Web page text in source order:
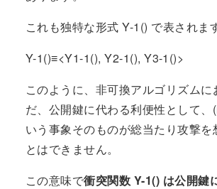
これも独特な形式 Y-1() で表されます
Y-1()≡<Y1-1(), Y2-1(), Y3-1()>
このように、非可換アルゴリズム
だ、公開鍵に代わる利便性として
いう事象そのものが総当たり攻撃
とはできません。
この意味で衝突関数 Y-1() は公開鍵